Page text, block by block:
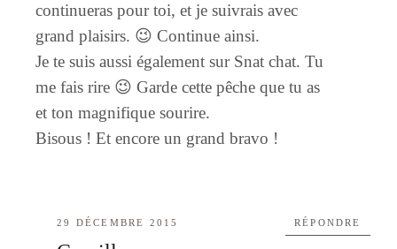
continueras pour toi, et je suivrais avec
grand plaisirs. 😉 Continue ainsi.
Je te suis aussi également sur Snat chat. Tu
me fais rire 😉 Garde cette pêche que tu as
et ton magnifique sourire.
Bisous ! Et encore un grand bravo !
29 DÉCEMBRE 2015 RÉPONDRE